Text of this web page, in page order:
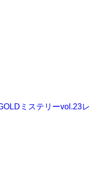
ミステリーvol.23レ